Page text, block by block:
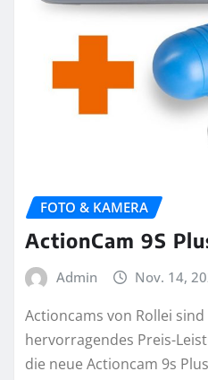
FOTO & KAMERA
ActionCam 9S
Admin Nov. 14,
Actioncams von Rollei
hervorragendes Preis-
die neue Actioncam 9s